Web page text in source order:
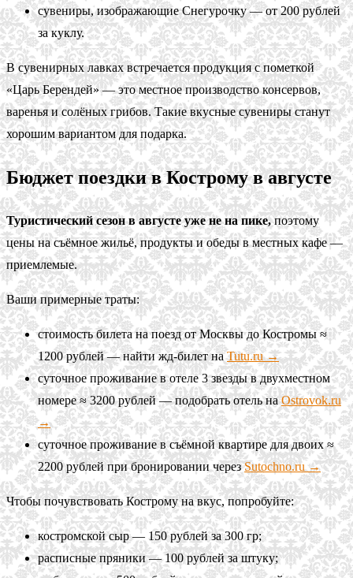
сувениры, изображающие Снегурочку — от 200 рублей
за куклу.
В сувенирных лавках встречается продукция с пометкой
«Царь Берендей» — это местное производство консервов,
варенья и солёных грибов. Такие вкусные сувениры станут
хорошим вариантом для подарка.
Бюджет поездки в Кострому в августе
Туристический сезон в августе уже не на пике,поэтому
цены на съёмное жильё, продукты и обеды в местных кафе —
приемлемые.
Ваши примерные траты:
стоимость билета на поезд от Москвы до Костромы ≈
1200 рублей — найти жд-билет наTutu.ru →
суточное проживание в отеле 3 звезды в двухместном
номере ≈ 3200 рублей — подобрать отель наOstrovok.ru
→
суточное проживание в съёмной квартире для двоих ≈
2200 рублей при бронировании черезSutochno.ru →
Чтобы почувствовать Кострому на вкус, попробуйте:
костромской сыр — 150 рублей за 300 гр;
расписные пряники — 100 рублей за штуку;